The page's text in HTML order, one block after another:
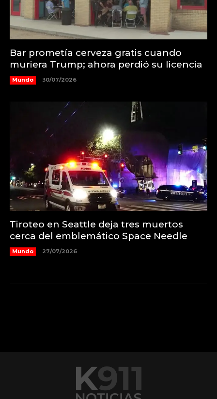
Bar prometía cerveza gratis cuando
muriera Trump; ahora perdió su licencia
Mundo 30/07/2026
Tiroteo en Seattle deja tres muertos
cerca del emblemático Space Needle
Mundo 27/07/2026